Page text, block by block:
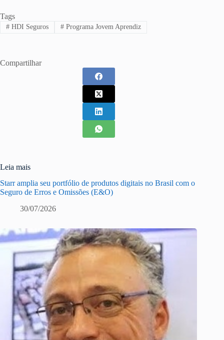
Tags
#HDI Seguros #Programa Jovem Aprendiz
Compartilhar
Leia mais
Starr amplia seu portfólio de produtos digitais no Brasil com o
Seguro de Erros e Omissões (E&O)
30/07/2026